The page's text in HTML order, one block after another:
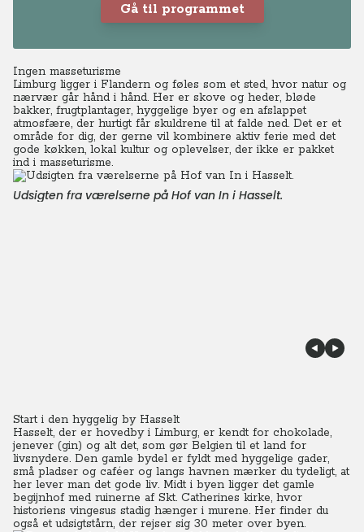
Gå til programmet
Ingen masseturisme
Limburg ligger i Flandern og føles som et sted, hvor natur og
nærvær går hånd i hånd. Her er skove og heder, bløde
bakker, frugtplantager, hyggelige byer og en afslappet
atmosfære, der hurtigt får skuldrene til at falde ned. Det er et
område for dig, der gerne vil kombinere aktiv ferie med det
gode køkken, lokal kultur og oplevelser, der ikke er pakket
ind i masseturisme.
Udsigten fra værelserne på Hof van In i Hasselt.
Start i den hyggelig by Hasselt
Hasselt, der er hovedby i Limburg, er kendt for chokolade,
jenever (gin) og alt det, som gør Belgien til et land for
livsnydere. Den gamle bydel er fyldt med hyggelige gader,
små pladser og caféer og langs havnen mærker du tydeligt, at
her lever man det gode liv. Midt i byen ligger det gamle
begijnhof med ruinerne af Skt. Catherines kirke, hvor
historiens vingesus stadig hænger i murene. Her finder du
også et udsigtstårn, der rejser sig 30 meter over byen.